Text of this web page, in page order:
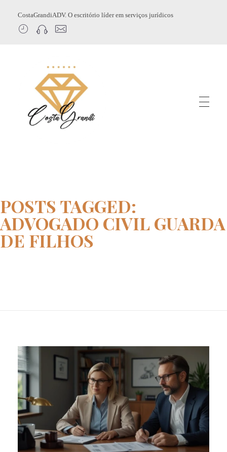
CostaGrandiADV. O escritório líder em serviços jurídicos
POSTS TAGGED:
ADVOGADO CIVIL GUARDA
DE FILHOS